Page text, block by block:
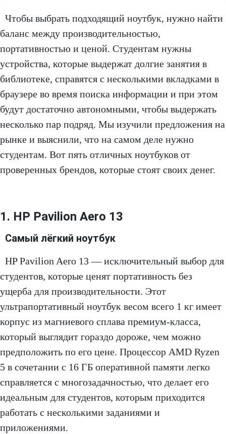
Чтобы выбрать подходящий ноутбук, нужно найти
баланс между производительностью,
портативностью и ценой. Студентам нужны
устройства, которые выдержат долгие занятия в
библиотеке, справятся с несколькими вкладками в
браузере во время поиска информации и при этом
будут достаточно автономными, чтобы выдержать
несколько пар подряд. Мы изучили предложения на
рынке и выяснили, что на самом деле нужно
студентам. Вот пять отличных ноутбуков от
проверенных брендов, которые стоят своих денег.
1. HP Pavilion Aero 13
Самый лёгкий ноутбук
HP Pavilion Aero 13 — исключительный выбор для
студентов, которые ценят портативность без
ущерба для производительности. Этот
ультрапортативный ноутбук весом всего 1 кг имеет
корпус из магниевого сплава премиум-класса,
который выглядит гораздо дороже, чем можно
предположить по его цене. Процессор AMD Ryzen
5 в сочетании с 16 ГБ оперативной памяти легко
справляется с многозадачностью, что делает его
идеальным для студентов, которым приходится
работать с несколькими заданиями и
приложениями.